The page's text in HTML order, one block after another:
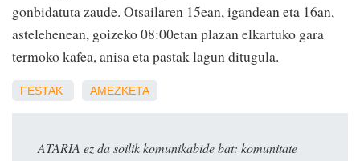
gonbidatuta zaude. Otsailaren 15ean, igandean eta 16an,
astelehenean, goizeko 08:00etan plazan elkartuko gara
termoko kafea, anisa eta pastak lagun ditugula.
FESTAK AMEZKETA
ATARIA ez da soilik komunikabide bat: komunitate